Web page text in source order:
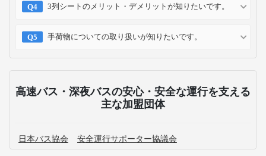
3列シートのメリット・デメリットが知りたいです。
手荷物についての取り扱いが知りたいです。
高速バス・深夜バスの安心・安全な運行を支える
主な加盟団体
日本バス協会 安全運行サポーター協議会